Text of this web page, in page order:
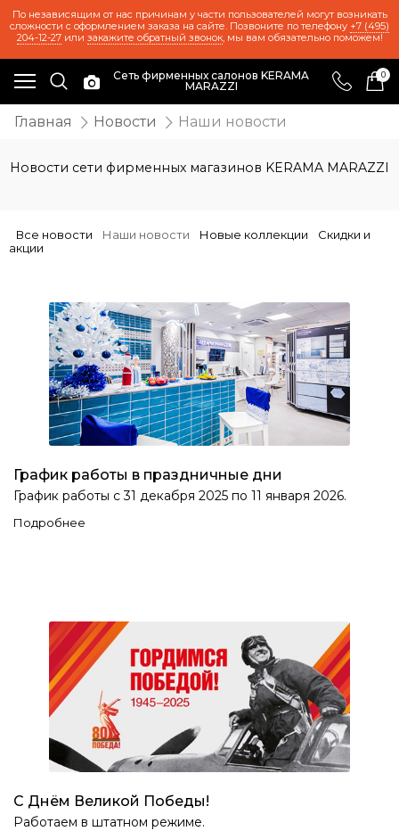
По независящим от нас причинам у части пользователей могут возникать
сложности с оформлением заказа на сайте. Позвоните по телефону +7 (495)
204-12-27или закажите обратный звонок, мы вам обязательно поможем!
Сеть фирменных салонов KERAMA
MARAZZI
0
Главная Новости Наши новости
Новости сети фирменных магазинов KERAMA MARAZZI
Все новости Наши новости Новые коллекции
Скидки и
акции
График работы в праздничные дни
График работы с 31 декабря 2025 по 11 января 2026.
Подробнее
С Днём Великой Победы!
Работаем в штатном режиме.